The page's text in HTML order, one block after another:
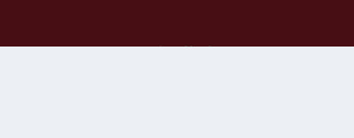
Mentions légales